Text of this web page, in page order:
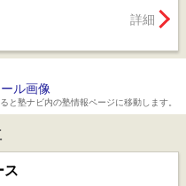
詳細
と塾ナビ内の塾情報ページに移動します。
ス